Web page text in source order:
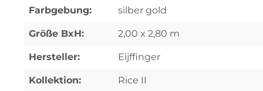
Farbgebung: silber gold
Größe BxH: 2,00 x 2,80 m
Hersteller: Eijffinger
Kollektion: Rice II